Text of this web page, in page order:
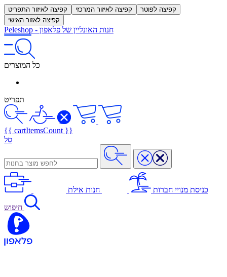
קפיצה לאיזור התפריט קפיצה לאיזור המרכזי
קפיצה לפוטר
קפיצה לאזור האישי
Peleshop - חנות האונליין של פלאפון
כל המוצרים
תפריט
{{ cartItemsCount }}
סל
כניסת מנויי חברות חנות אילת
חיפוש